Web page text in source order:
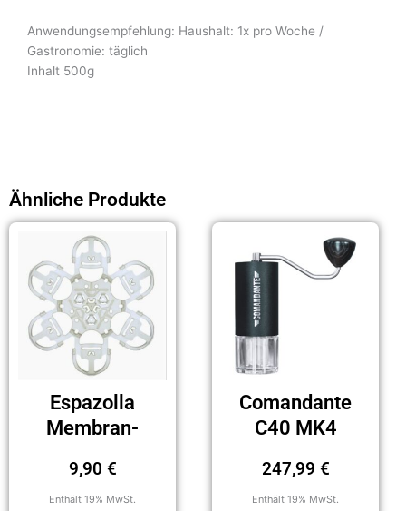
Anwendungsempfehlung: Haushalt: 1x pro Woche /
Gastronomie: täglich
Inhalt 500g
Ähnliche Produkte
Espazolla
Membran-
9,90 €
Enthält 19% MwSt.
Comandante
C40 MK4
Black
247,99 €
Enthält 19% MwSt.